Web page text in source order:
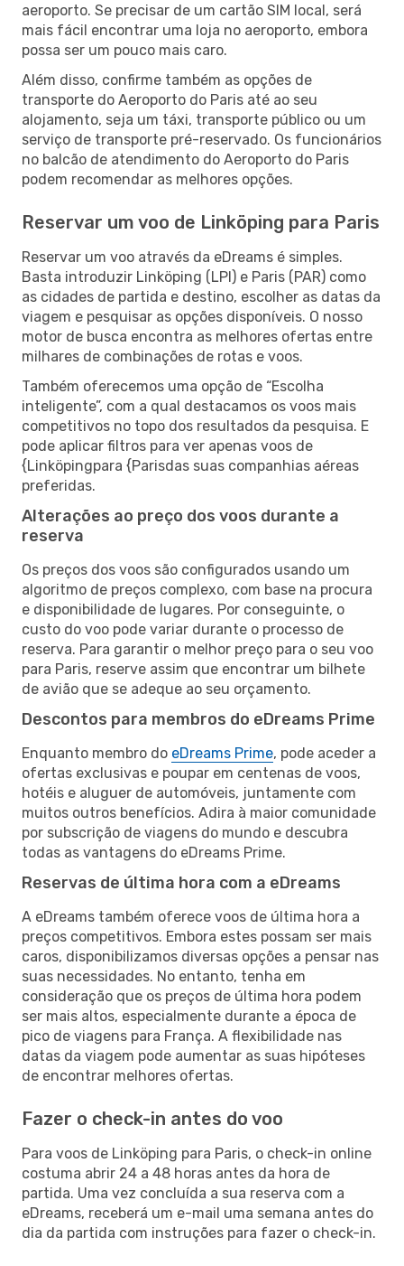
aeroporto. Se precisar de um cartão SIM local, será
mais fácil encontrar uma loja no aeroporto, embora
possa ser um pouco mais caro.
Além disso, confirme também as opções de
transporte do Aeroporto do Paris até ao seu
alojamento, seja um táxi, transporte público ou um
serviço de transporte pré-reservado. Os funcionários
no balcão de atendimento do Aeroporto do Paris
podem recomendar as melhores opções.
Reservar um voo de Linköping para Paris
Reservar um voo através da eDreams é simples.
Basta introduzir Linköping (LPI) e Paris (PAR) como
as cidades de partida e destino, escolher as datas da
viagem e pesquisar as opções disponíveis. O nosso
motor de busca encontra as melhores ofertas entre
milhares de combinações de rotas e voos.
Também oferecemos uma opção de “Escolha
inteligente”, com a qual destacamos os voos mais
competitivos no topo dos resultados da pesquisa. E
pode aplicar filtros para ver apenas voos de
{Linköpingpara {Parisdas suas companhias aéreas
preferidas.
Alterações ao preço dos voos durante a
reserva
Os preços dos voos são configurados usando um
algoritmo de preços complexo, com base na procura
e disponibilidade de lugares. Por conseguinte, o
custo do voo pode variar durante o processo de
reserva. Para garantir o melhor preço para o seu voo
para Paris, reserve assim que encontrar um bilhete
de avião que se adeque ao seu orçamento.
Descontos para membros do eDreams Prime
Enquanto membro do eDreams Prime, pode aceder a
ofertas exclusivas e poupar em centenas de voos,
hotéis e aluguer de automóveis, juntamente com
muitos outros benefícios. Adira à maior comunidade
por subscrição de viagens do mundo e descubra
todas as vantagens do eDreams Prime.
Reservas de última hora com a eDreams
A eDreams também oferece voos de última hora a
preços competitivos. Embora estes possam ser mais
caros, disponibilizamos diversas opções a pensar nas
suas necessidades. No entanto, tenha em
consideração que os preços de última hora podem
ser mais altos, especialmente durante a época de
pico de viagens para França. A flexibilidade nas
datas da viagem pode aumentar as suas hipóteses
de encontrar melhores ofertas.
Fazer o check-in antes do voo
Para voos de Linköping para Paris, o check-in online
costuma abrir 24 a 48 horas antes da hora de
partida. Uma vez concluída a sua reserva com a
eDreams, receberá um e-mail uma semana antes do
dia da partida com instruções para fazer o check-in.